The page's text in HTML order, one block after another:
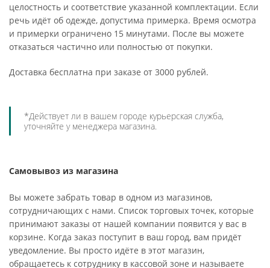
целостность и соответствие указанной комплектации. Если
речь идёт об одежде, допустима примерка. Время осмотра
и примерки ограничено 15 минутами. После вы можете
отказаться частично или полностью от покупки.
Доставка бесплатна при заказе от 3000 рублей.
*Действует ли в вашем городе курьерская служба,
уточняйте у менеджера магазина.
Самовывоз из магазина
Вы можете забрать товар в одном из магазинов,
сотрудничающих с нами. Список торговых точек, которые
принимают заказы от нашей компании появится у вас в
корзине. Когда заказ поступит в ваш город, вам придёт
уведомление. Вы просто идёте в этот магазин,
обращаетесь к сотруднику в кассовой зоне и называете